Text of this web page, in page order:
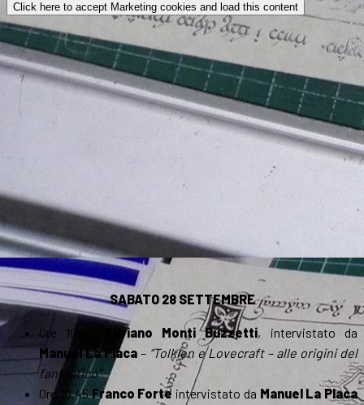
Click here to accept Marketing cookies and load this content
SABATO 28 SETTEMBRE
Ore 10.00 Adriano Monti Buzzetti, intervistato da
Manuel La Placa – “Tolkien e Lovecraft – alle origini del
fantastico”
Ore 10.45Franco Forte intervistato da Manuel La Placa